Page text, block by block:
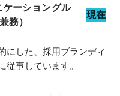
ーショングル
務）
現在
にした、採用ブランディ
従事しています。